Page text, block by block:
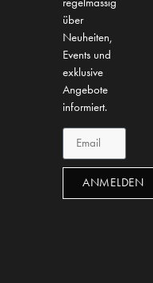
über
Neuheiten,
Events und
exklusive
Angebote
informiert.
ANMELDEN